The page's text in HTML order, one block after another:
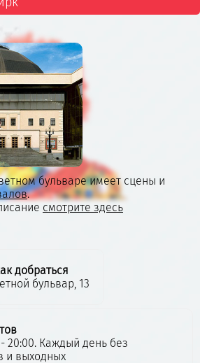
бульваре имеет сцены и
.
смотрите здесь
добраться
бульвар, 13
20:00. Каждый день без
и выходных